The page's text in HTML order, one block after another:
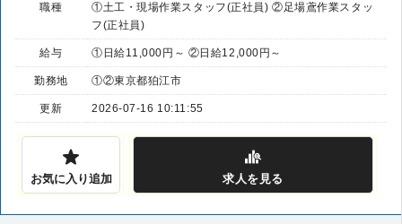
職種
①土工・現場作業スタッフ(正社員) ②足場鳶作業スタッ
フ(正社員)
給与 ①日給11,000円～ ②日給12,000円～
勤務地 ①②東京都狛江市
更新 2026-07-16 10:11:55
お気に入り追加 求人を見る